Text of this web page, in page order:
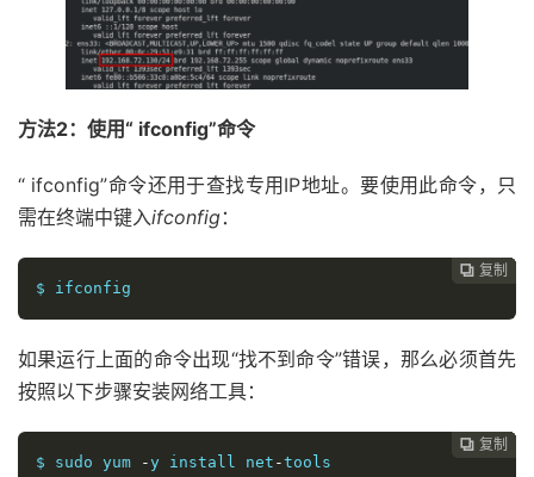
方法2：使用“ ifconfig”命令
“ ifconfig”命令还用于查找专用IP地址。要使用此命令，只
需在终端中键入ifconfig：
 复制
 复制
 复制
 复制
 复制
 复制
 复制
$ ifconfig
如果运行上面的命令出现“找不到命令”错误，那么必须首先
按照以下步骤安装网络工具：
 复制
 复制
 复制
 复制
 复制
 复制
$ sudo yum
-y install net -tools